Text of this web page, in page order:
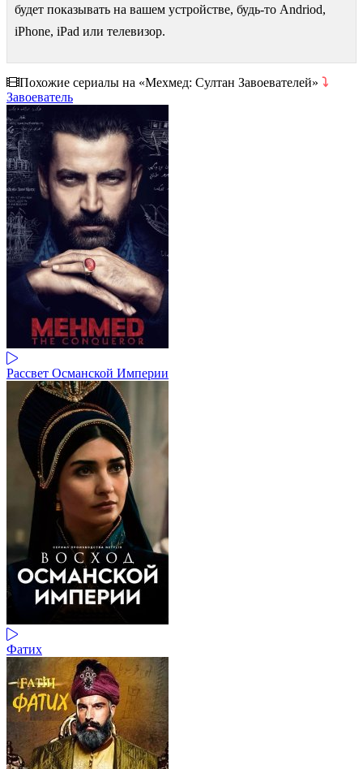
будет показывать на вашем устройстве, будь-то Andriod,
iPhone, iPad или телевизор.
Похожие сериалы на «Мехмед: Султан Завоевателей» ⤵
Завоеватель
Рассвет Османской Империи
Фатих